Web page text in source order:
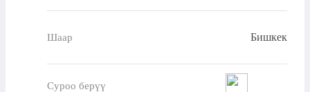
Шаар Бишкек
Суроо берүү